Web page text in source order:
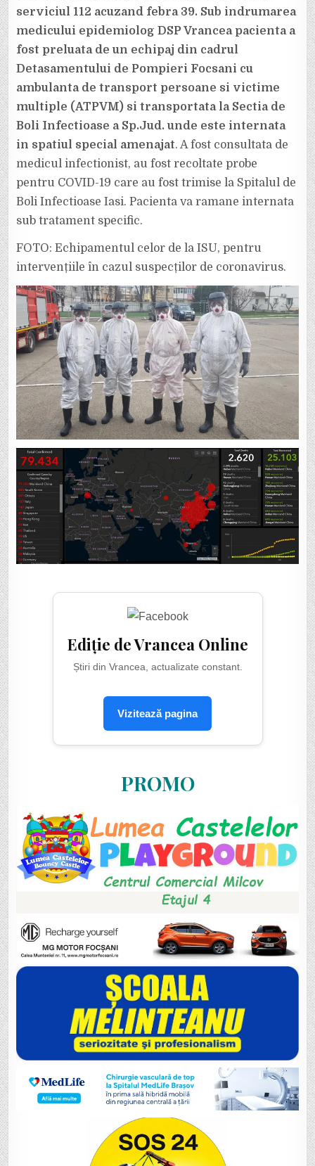
serviciul 112 acuzand febra 39. Sub indrumarea
medicului epidemiolog DSP Vrancea pacienta a
fost preluata de un echipaj din cadrul
Detasamentului de Pompieri Focsani cu
ambulanta de transport persoane si victime
multiple (ATPVM) si transportata la Sectia de
Boli Infectioase a Sp.Jud. unde este internata
in spatiul special amenajat. A fost consultata de
medicul infectionist, au fost recoltate probe
pentru COVID-19 care au fost trimise la Spitalul de
Boli Infectioase Iasi. Pacienta va ramane internata
sub tratament specific.
FOTO: Echipamentul celor de la ISU, pentru
intervențiile în cazul suspecților de coronavirus.
Ediție de Vrancea Online
Știri din Vrancea, actualizate constant.
Vizitează pagina
PROMO